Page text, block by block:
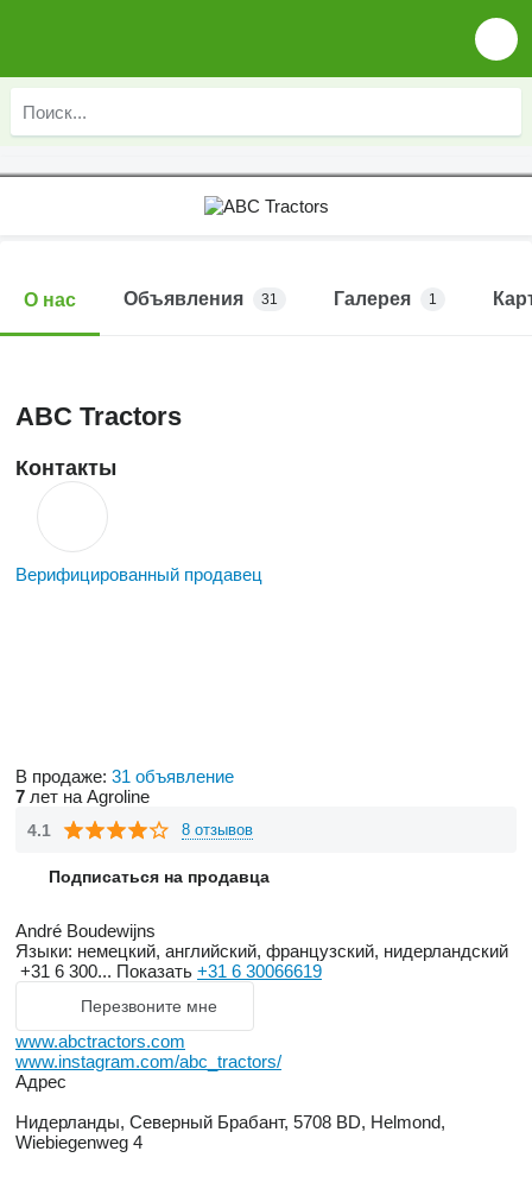
О нас Объявления 31 Галерея 1
ABC Tractors
Контакты
Верифицированный продавец
В продаже: 31 объявление
7 лет на Agroline
4.1 8 отзывов
Подписаться на продавца
André Boudewijns
Языки: немецкий, английский, французский, нидерландский
+31 6 300... Показать +31 6 30066619
Перезвоните мне
www.abctractors.com
www.instagram.com/abc_tractors/
Адрес
Нидерланды, Северный Брабант, 5708 BD, Helmond,
Wiebiegenweg 4